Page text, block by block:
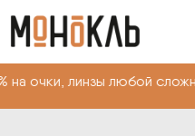
линзы любой